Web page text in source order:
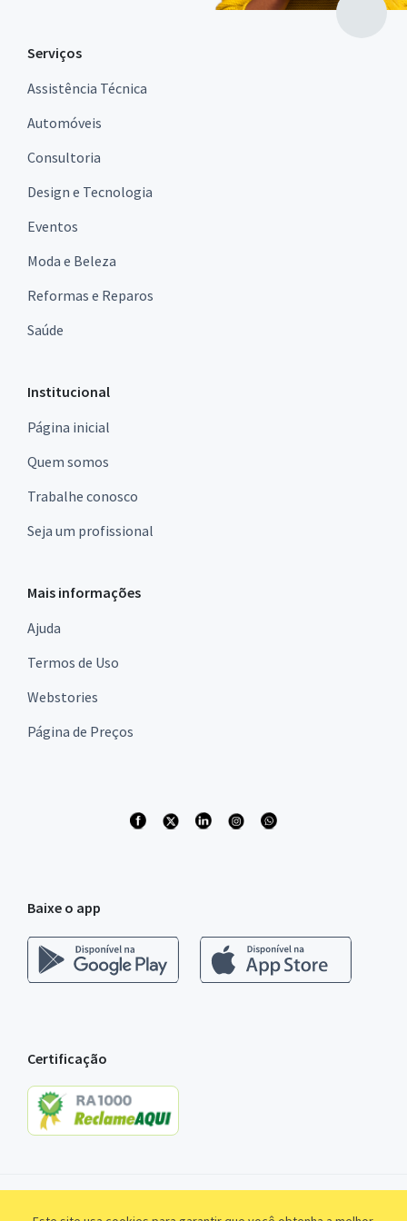
Serviços
Assistência Técnica
Automóveis
Consultoria
Design e Tecnologia
Eventos
Moda e Beleza
Reformas e Reparos
Saúde
Institucional
Página inicial
Quem somos
Trabalhe conosco
Seja um profissional
Mais informações
Ajuda
Termos de Uso
Webstories
Página de Preços
Baixe o app
Certificação